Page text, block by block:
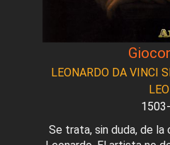
LEONARDO DA VINCI
LEO
Se trata, sin duda, de la